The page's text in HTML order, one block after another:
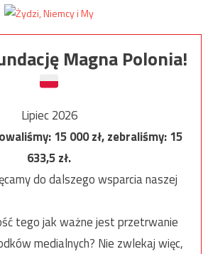
Magna Polonia!
Lipiec 2026
15 000zł, zebraliśmy:15
633,5zł.
do dalszego wsparcia naszej
tego jak ważne jest przetrwanie
medialnych? Nie zwlekaj więc,